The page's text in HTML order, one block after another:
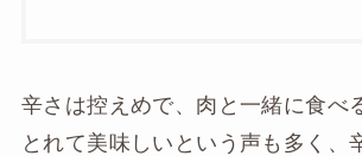
辛さは控えめで、肉と一緒に食べ
とれて美味しいという声も多く、